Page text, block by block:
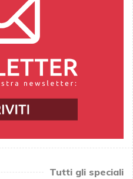
Tutti gli speciali